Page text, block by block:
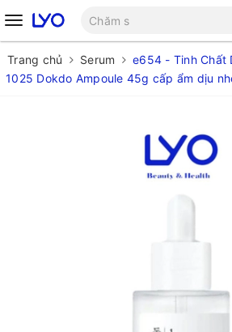
Trang chủ Serum
e654 - Tinh Chất
1025 Dokdo Ampoule 45g cấp ẩm dịu